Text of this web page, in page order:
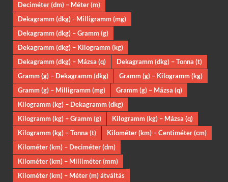
Deciméter (dm) – Méter (m)
Dekagramm (dkg) - Milligramm (mg)
Dekagramm (dkg) – Gramm (g)
Dekagramm (dkg) – Kilogramm (kg)
Dekagramm (dkg) – Mázsa (q)
Dekagramm (dkg) – Tonna (t)
Gramm (g) – Dekagramm (dkg)
Gramm (g) – Kilogramm (kg)
Gramm (g) – Milligramm (mg)
Gramm (g) – Mázsa (q)
Kilogramm (kg) – Dekagramm (dkg)
Kilogramm (kg) – Gramm (g)
Kilogramm (kg) – Mázsa (q)
Kilogramm (kg) – Tonna (t)
Kilométer (km) – Centiméter (cm)
Kilométer (km) – Deciméter (dm)
Kilométer (km) – Milliméter (mm)
Kilométer (km) – Méter (m) átváltás